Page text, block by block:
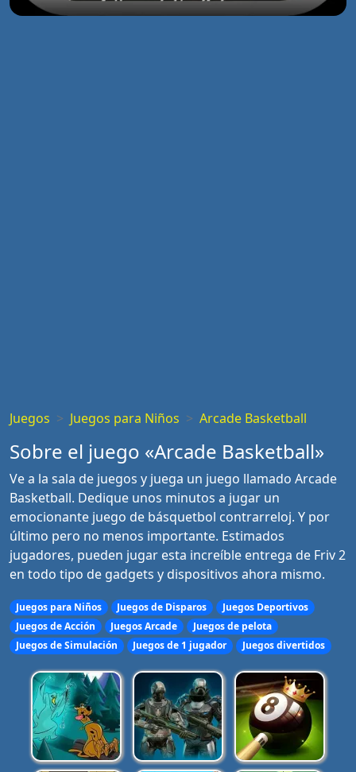
Juegos Juegos para Niños Arcade Basketball
Sobre el juego «Arcade Basketball»
Ve a la sala de juegos y juega un juego llamado Arcade
Basketball. Dedique unos minutos a jugar un
emocionante juego de básquetbol contrarreloj. Y por
último pero no menos importante. Estimados
jugadores, pueden jugar esta increíble entrega de Friv 2
en todo tipo de gadgets y dispositivos ahora mismo.
Juegos para Niños Juegos de Disparos
Juegos Deportivos
Juegos de Acción
Juegos Arcade
Juegos de pelota
Juegos de Simulación
Juegos de 1 jugador Juegos divertidos